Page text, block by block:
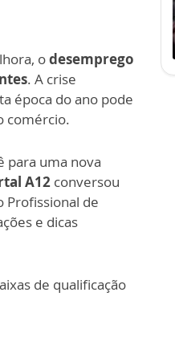
odesemprego
. A crise
época do ano pode
comércio.
para uma nova
A12 conversou
Profissional de
e dicas
de qualificação